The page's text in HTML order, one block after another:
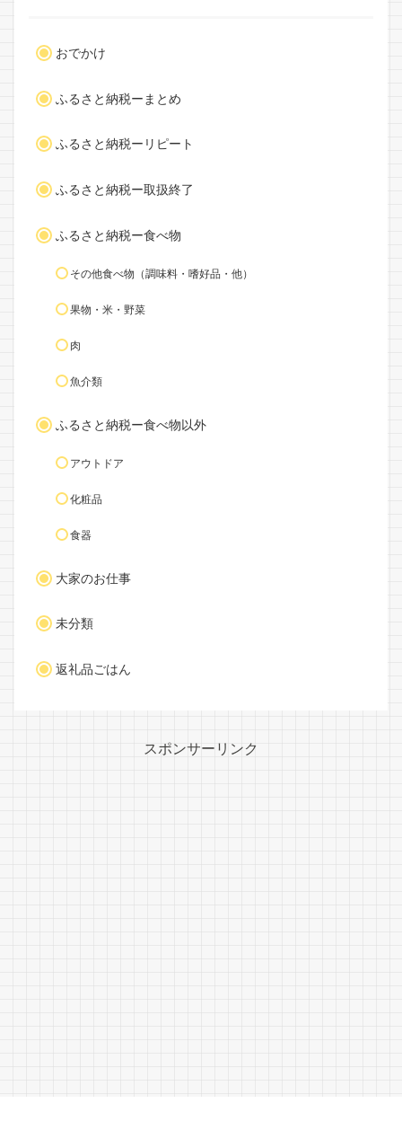
おでかけ
ふるさと納税ーまとめ
ふるさと納税ーリピート
ふるさと納税ー取扱終了
ふるさと納税ー食べ物
その他食べ物（調味料・嗜好品・他）
果物・米・野菜
肉
魚介類
ふるさと納税ー食べ物以外
アウトドア
化粧品
食器
大家のお仕事
未分類
返礼品ごはん
スポンサーリンク